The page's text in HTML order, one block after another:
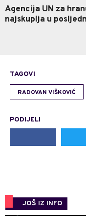
Agencija UN za
najskuplja u
TAGOVI
RADOVAN VIŠKOVIĆ
PODIJELI
JOŠ IZ INFO